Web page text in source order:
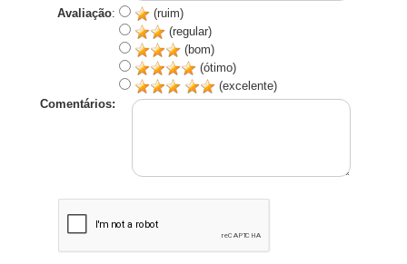
Avaliação:
(ruim)
(regular)
(bom)
(ótimo)
(excelente)
Comentários: